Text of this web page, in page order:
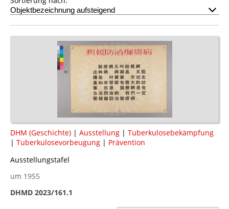
DHM (Geschichte) | Ausstellung | Tuberkulosebekämpfung
| Tuberkulosevorbeugung | Prävention
Ausstellungstafel
um 1955
DHMD 2023/161.1